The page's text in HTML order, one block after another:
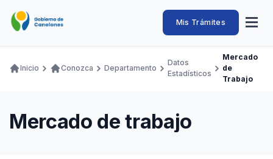
contenido
Intendencia
Canelones
Abrir
Navegación
Mis Trámites
Adquisiciones
Ruta
Inicio Conozca Departamento
Datos
Estadísticos
Mercado
de
Trabajo
Mercado de trabajo